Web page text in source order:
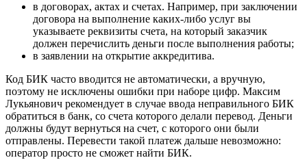
в договорах, актах и счетах. Например, при заключении
договора на выполнение каких-либо услуг вы
указываете реквизиты счета, на который заказчик
должен перечислить деньги после выполнения работы;
в заявлении на открытие аккредитива.
Код БИК часто вводится не автоматически, а вручную,
поэтому не исключены ошибки при наборе цифр. Максим
Лукьянович рекомендует в случае ввода неправильного БИК
обратиться в банк, со счета которого делали перевод. Деньги
должны будут вернуться на счет, с которого они были
отправлены. Перевести такой платеж дальше невозможно:
оператор просто не сможет найти БИК.